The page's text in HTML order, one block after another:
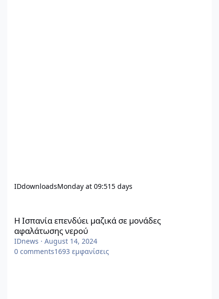
IDdownloadsMonday at 09:515 days
Η Ισπανία επενδύει μαζικά σε μονάδες
αφαλάτωσης νερού
IDnews · August 14, 2024
0 comments1693 εμφανίσεις